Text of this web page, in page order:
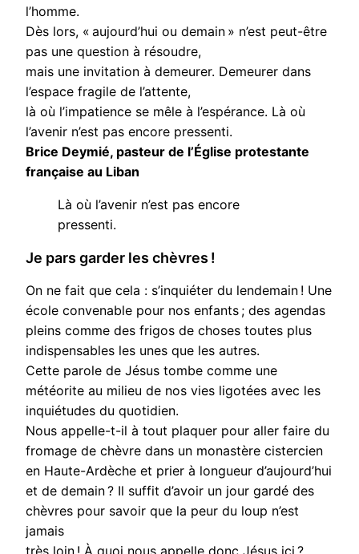
l’homme.
Dès lors, « aujourd’hui ou demain » n’est peut-être
pas une question à résoudre,
mais une invitation à demeurer. Demeurer dans
l’espace fragile de l’attente,
là où l’impatience se mêle à l’espérance. Là où
l’avenir n’est pas encore pressenti.
Brice Deymié, pasteur de l’Église protestante
française au Liban
Là où l’avenir n’est pas encore
pressenti.
Je pars garder les chèvres !
On ne fait que cela : s’inquiéter du lendemain ! Une
école convenable pour nos enfants ; des agendas
pleins comme des frigos de choses toutes plus
indispensables les unes que les autres.
Cette parole de Jésus tombe comme une
météorite au milieu de nos vies ligotées avec les
inquiétudes du quotidien.
Nous appelle-t-il à tout plaquer pour aller faire du
fromage de chèvre dans un monastère cistercien
en Haute-Ardèche et prier à longueur d’aujourd’hui
et de demain ? Il suffit d’avoir un jour gardé des
chèvres pour savoir que la peur du loup n’est
jamais
très loin ! À quoi nous appelle donc Jésus ici ?